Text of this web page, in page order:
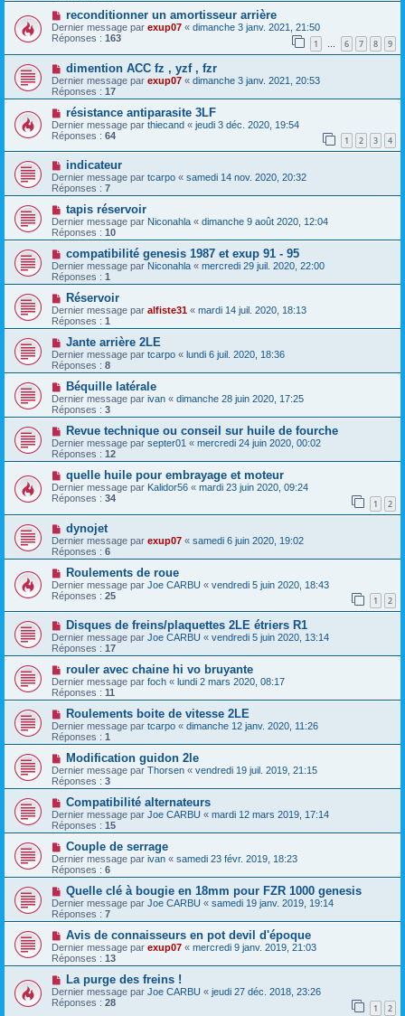
reconditionner un amortisseur arrière
Dernier message par exup07 « dimanche 3 janv. 2021, 21:50
Réponses : 163 1 … 6 7 8 9
dimention ACC fz , yzf , fzr
Dernier message par exup07 « dimanche 3 janv. 2021, 20:53
Réponses : 17
résistance antiparasite 3LF
Dernier message par thiecand « jeudi 3 déc. 2020, 19:54
Réponses : 64 1 2 3 4
indicateur
Dernier message par tcarpo « samedi 14 nov. 2020, 20:32
Réponses : 7
tapis réservoir
Dernier message par Niconahla « dimanche 9 août 2020, 12:04
Réponses : 10
compatibilité genesis 1987 et exup 91 - 95
Dernier message par Niconahla « mercredi 29 juil. 2020, 22:00
Réponses : 1
Réservoir
Dernier message par alfiste31 « mardi 14 juil. 2020, 18:13
Réponses : 1
Jante arrière 2LE
Dernier message par tcarpo « lundi 6 juil. 2020, 18:36
Réponses : 8
Béquille latérale
Dernier message par ivan « dimanche 28 juin 2020, 17:25
Réponses : 3
Revue technique ou conseil sur huile de fourche
Dernier message par septer01 « mercredi 24 juin 2020, 00:02
Réponses : 12
quelle huile pour embrayage et moteur
Dernier message par Kalidor56 « mardi 23 juin 2020, 09:24
Réponses : 34 1 2
dynojet
Dernier message par exup07 « samedi 6 juin 2020, 19:02
Réponses : 6
Roulements de roue
Dernier message par Joe CARBU « vendredi 5 juin 2020, 18:43
Réponses : 25 1 2
Disques de freins/plaquettes 2LE étriers R1
Dernier message par Joe CARBU « vendredi 5 juin 2020, 13:14
Réponses : 17
rouler avec chaine hi vo bruyante
Dernier message par foch « lundi 2 mars 2020, 08:17
Réponses : 11
Roulements boite de vitesse 2LE
Dernier message par tcarpo « dimanche 12 janv. 2020, 11:26
Réponses : 1
Modification guidon 2le
Dernier message par Thorsen « vendredi 19 juil. 2019, 21:15
Réponses : 3
Compatibilité alternateurs
Dernier message par Joe CARBU « mardi 12 mars 2019, 17:14
Réponses : 15
Couple de serrage
Dernier message par ivan « samedi 23 févr. 2019, 18:23
Réponses : 6
Quelle clé à bougie en 18mm pour FZR 1000 genesis
Dernier message par Joe CARBU « samedi 19 janv. 2019, 19:14
Réponses : 7
Avis de connaisseurs en pot devil d'époque
Dernier message par exup07 « mercredi 9 janv. 2019, 21:03
Réponses : 13
La purge des freins !
Dernier message par Joe CARBU « jeudi 27 déc. 2018, 23:26
Réponses : 28 1 2